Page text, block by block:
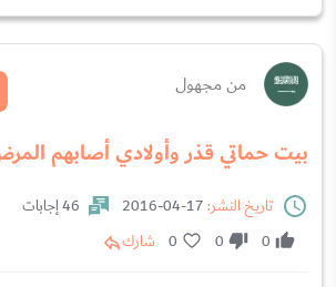
من مجهول
بيت حماتي قذر وأولادي أصابهم
تاريخ النشر:
46 إجابات
0
0
0 شارك